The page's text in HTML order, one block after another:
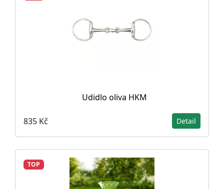
Udidlo oliva HKM
835 Kč Detail
TOP